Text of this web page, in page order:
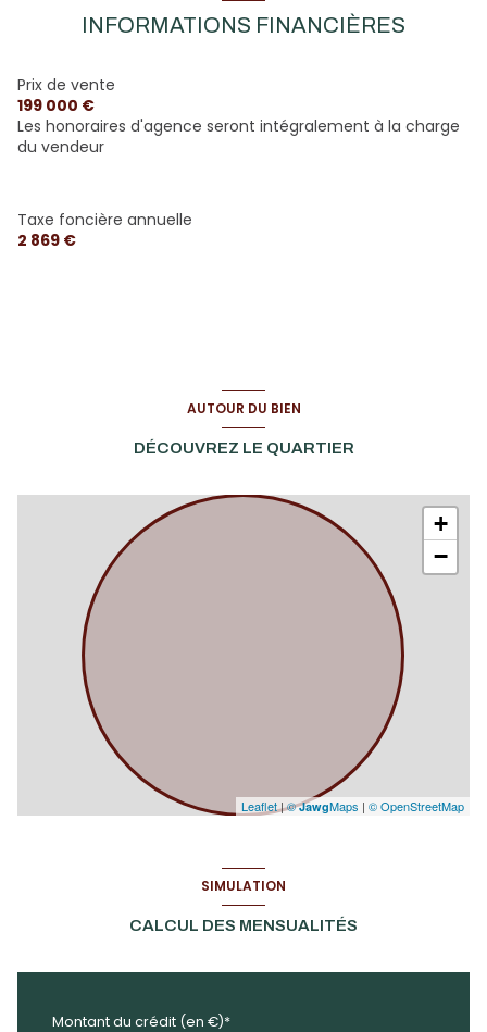
Marche en avant
vestiaire
5.44 m²
Chambre 3INFORMATIONS FINANCIÈRES
Prix de vente
199 000 €
Les honoraires d'agence seront intégralement à la charge
du vendeur
Taxe foncière annuelle
2 869 €
AUTOUR DU BIEN
DÉCOUVREZ LE QUARTIER
+
−
Leaflet|©JawgMaps | © OpenStreetMap
SIMULATION
CALCUL DES MENSUALITÉS
Montant du crédit (en €)*